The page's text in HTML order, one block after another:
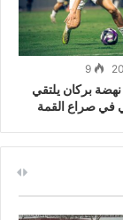
9
نهضة بركان يلتقي
في صراع القمة